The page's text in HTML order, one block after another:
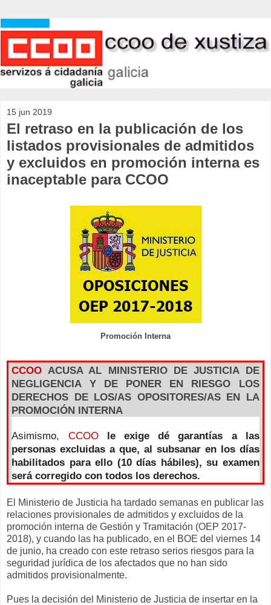
15 jun 2019
El retraso en la publicación de los
listados provisionales de admitidos
y excluidos en promoción interna es
inaceptable para CCOO
Promoción Interna
CCOO ACUSA AL MINISTERIO DE JUSTICIA DE
NEGLIGENCIA Y DE PONER EN RIESGO LOS
DERECHOS DE LOS/AS OPOSITORES/AS EN LA
PROMOCIÓN INTERNA
Asimismo, CCOO le exige
dé garantías a las
personas excluidas a que, al subsanar en los días
habilitados para ello (10 días hábiles), su examen
será corregido con todos los derechos.
El Ministerio de Justicia ha tardado semanas en publicar las
relaciones provisionales de admitidos y excluidos de la
promoción interna de Gestión y Tramitación (OEP 2017-
2018), y cuando las ha publicado, en el BOE del viernes 14
de junio, ha creado con este retraso serios riesgos para la
seguridad jurídica de los afectados que no han sido
admitidos provisionalmente.
Pues la decisión del Ministerio de Justicia de insertar en la